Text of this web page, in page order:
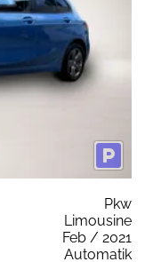
Pkw
Limousine
Feb / 2021
Automatik